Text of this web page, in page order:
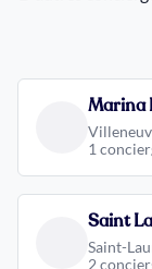
Marina
1
Saint
Saint-
2